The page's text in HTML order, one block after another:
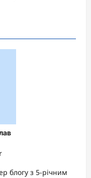
блогу з 5-річним